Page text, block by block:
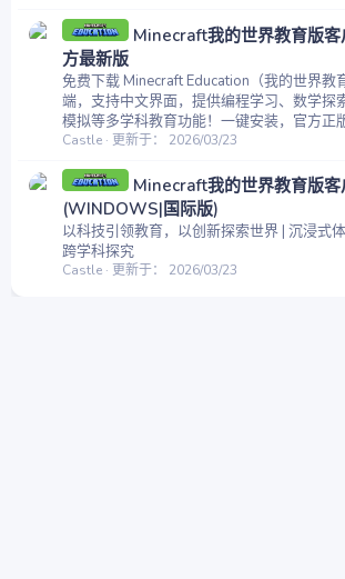
Minecraft我的世界教育版
方最新版
免费下载 Minecraft Education（我的世界教
端，支持中文界面，提供编程学习、数学探
模拟等多学科教育功能！一键安装，官方正
Castle 更新于： 2026/03/23
Minecraft我的世界教育版客
(WINDOWS|国际版)
以科技引领教育，以创新探索世界 | 沉浸式
跨学科探究
Castle 更新于： 2026/03/23